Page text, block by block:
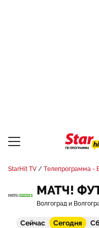
StarHit TV Телепрограмма -
МАТЧ!
Волгоград и
Сейчас Сегодня